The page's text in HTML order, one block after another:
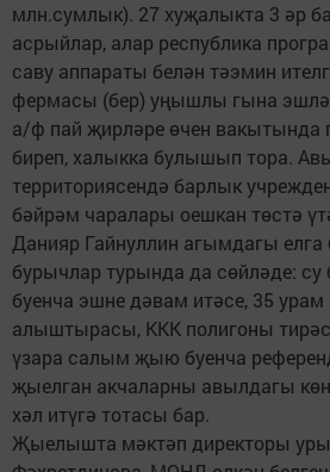
млн.сумлык). 27 хуҗалыкта 3 әр
асрыйлар, алар республика
саву аппараты белән тәэмин
фермасы (бер) уңышлы гына
а/ф пай җирләре өчен вакытында
биреп, халыкка булышып тора.
территориясендә барлык
бәйрәм чаралары оешкан төстә
Данияр Гайнуллин агымдагы елга
бурычлар турында да сөйләде: су
буенча эшне дәвам итәсе, 35
алыштырасы, ККК полигоны
үзара салым җыю буенча
җыелган акчаларны авылдагы
хәл итүгә тотасы бар.
Җыелышта мәктәп директоры